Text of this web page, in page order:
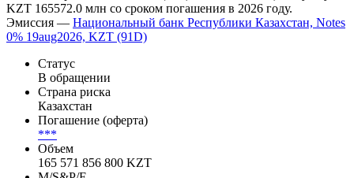
18 мая 2026
Cbonds
18 мая 2026 эмитент Национальный банк Республики
KZT 165572.0 млн со сроком погашения в 2026 году.
Эмиссия —Национальный банк Республики Казахстан, Notes
0% 19aug2026, KZT (91D)
Статус
В обращении
Страна риска
Казахстан
Погашение (оферта)